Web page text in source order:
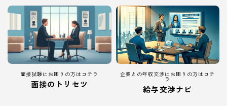
面接試験にお困りの方はコチラ
面接のトリセツ
企業との年収交渉にお困りの方はコチ
ラ
給与交渉ナビ